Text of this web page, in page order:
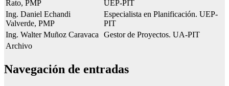
Rato, PMP
UEP-PIT
Ing. Daniel Echandi
Valverde, PMP
Especialista en Planificación. UEP-
PIT
Ing. Walter Muñoz Caravaca Gestor de Proyectos. UA-PIT
Archivo
Navegación de entradas